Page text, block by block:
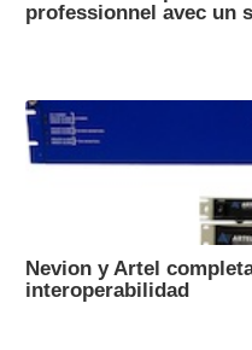
professionnel avec un
Nevion y Artel
interoperabilidad